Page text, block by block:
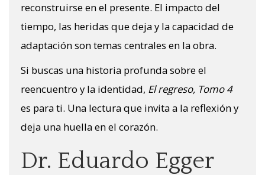
reconstruirse en el presente. El impacto del
tiempo, las heridas que deja y la capacidad de
adaptación son temas centrales en la obra.
Si buscas una historia profunda sobre el
reencuentro y la identidad, El regreso, Tomo 4
es para ti. Una lectura que invita a la reflexión y
deja una huella en el corazón.
Dr. Eduardo Egger